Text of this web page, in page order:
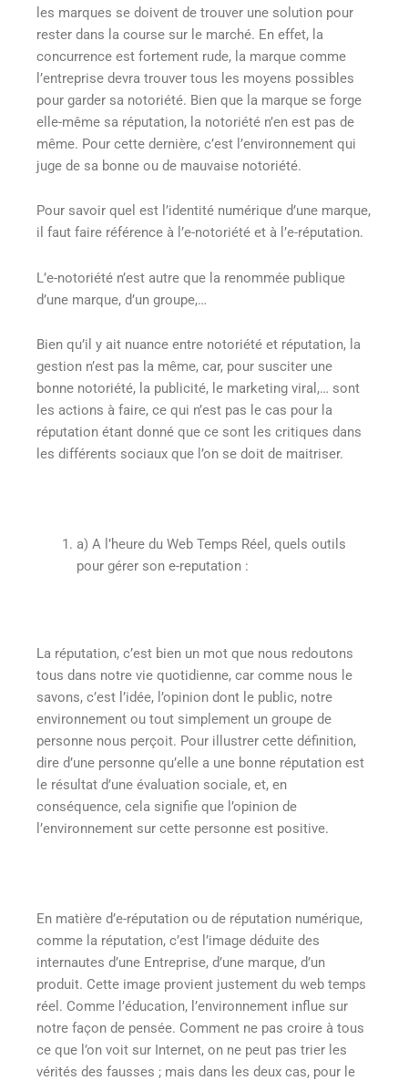
les marques se doivent de trouver une solution pour
rester dans la course sur le marché. En effet, la
concurrence est fortement rude, la marque comme
l’entreprise devra trouver tous les moyens possibles
pour garder sa notoriété. Bien que la marque se forge
elle-même sa réputation, la notoriété n’en est pas de
même. Pour cette dernière, c’est l’environnement qui
juge de sa bonne ou de mauvaise notoriété.
Pour savoir quel est l’identité numérique d’une marque,
il faut faire référence à l’e-notoriété et à l’e-réputation.
L’e-notoriété n’est autre que la renommée publique
d’une marque, d’un groupe,…
Bien qu’il y ait nuance entre notoriété et réputation, la
gestion n’est pas la même, car, pour susciter une
bonne notoriété, la publicité, le marketing viral,… sont
les actions à faire, ce qui n’est pas le cas pour la
réputation étant donné que ce sont les critiques dans
les différents sociaux que l’on se doit de maitriser.
a) A l’heure du Web Temps Réel, quels outils
pour gérer son e-reputation :
La réputation, c’est bien un mot que nous redoutons
tous dans notre vie quotidienne, car comme nous le
savons, c’est l’idée, l’opinion dont le public, notre
environnement ou tout simplement un groupe de
personne nous perçoit. Pour illustrer cette définition,
dire d’une personne qu’elle a une bonne réputation est
le résultat d’une évaluation sociale, et, en
conséquence, cela signifie que l’opinion de
l’environnement sur cette personne est positive.
En matière d’e-réputation ou de réputation numérique,
comme la réputation, c’est l’image déduite des
internautes d’une Entreprise, d’une marque, d’un
produit. Cette image provient justement du web temps
réel. Comme l’éducation, l’environnement influe sur
notre façon de pensée. Comment ne pas croire à tous
ce que l’on voit sur Internet, on ne peut pas trier les
vérités des fausses ; mais dans les deux cas, pour le